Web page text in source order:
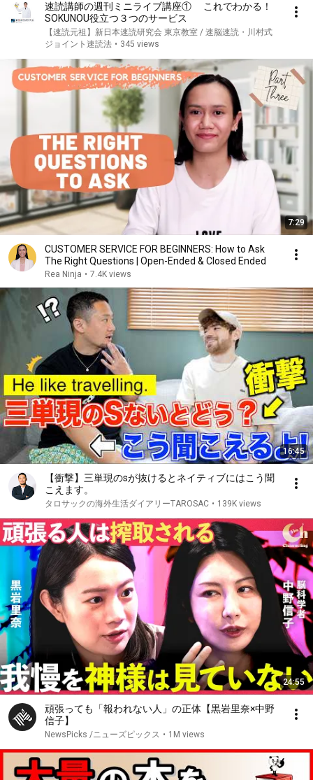
速読講師の週刊ミニライブ講座① これでわかる！
SOKUNOU役立つ３つのサービス
【速読元祖】新日本速読研究会 東京教室 / 速脳速読・川村式
ジョイント速読法 • 345 views
7:29
CUSTOMER SERVICE FOR BEGINNERS: How to Ask
The Right Questions | Open-Ended & Closed Ended
Rea Ninja • 7.4K views
16:45
【衝撃】三単現のsが抜けるとネイティブにはこう聞
こえます。
タロサックの海外生活ダイアリーTAROSAC • 139K views
24:55
頑張っても「報われない人」の正体【黒岩里奈×中野
信子】
NewsPicks /ニューズピックス • 1M views